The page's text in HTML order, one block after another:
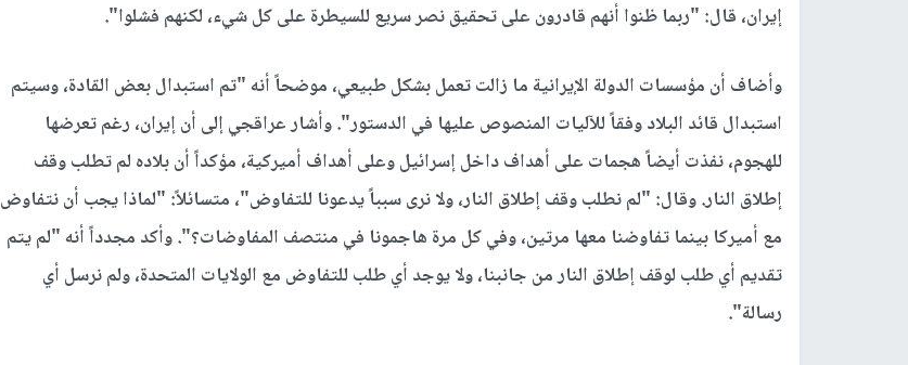
إيران، قال: "ربما ظنوا أنهم قادرون على تحقيق نصر سريع للسيطرة على كل شيء، لكنهم فشلوا".
وأضاف أن مؤسسات الدولة الإيرانية ما زالت تعمل بشكل طبيعي، موضحاً أنه "تم استبدال بعض القادة، وسيتم
استبدال قائد البلاد وفقاً للآليات المنصوص عليها في الدستور". وأشار عراقجي إلى أن إيران، رغم تعرضها
للهجوم، نفذت أيضاً هجمات على أهداف داخل إسرائيل وعلى أهداف أميركية، مؤكداً أن بلاده لم تطلب وقف
إطلاق النار. وقال: "لم نطلب وقف إطلاق النار، ولا نرى سبباً يدعونا للتفاوض"، متسائلاً: "لماذا يجب أن نتفاوض
مع أميركا بينما تفاوضنا معها مرتين، وفي كل مرة هاجمونا في منتصف المفاوضات؟". وأكد مجدداً أنه "لم يتم
تقديم أي طلب لوقف إطلاق النار من جانبنا، ولا يوجد أي طلب للتفاوض مع الولايات المتحدة، ولم نرسل أي
رسالة".